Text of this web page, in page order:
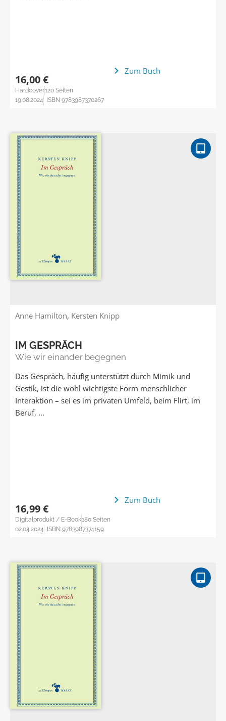
16,00 €
Hardcover120 Seiten
19.08.2024
ISBN 9783987370267
Zum Buch
Anne Hamilton, Kersten Knipp
IM GESPRÄCH
Wie wir einander begegnen
Das Gespräch, häufig unterstützt durch Mimik und
Gestik, ist die wohl wichtigste Form menschlicher
Interaktion – sei es im privaten Umfeld, beim Flirt, im
Beruf, ...
16,99 €
Digitalprodukt / E-Book180 Seiten
02.04.2024
ISBN 9783987374159
Zum Buch